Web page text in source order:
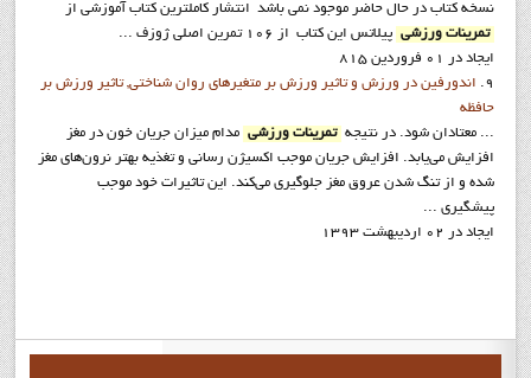
نسخه کتاب در حال حاضر موجود نمی باشد انتشار کاملترین کتاب آموزشی از
تمرینات ورزشی پیلاتس این کتاب از 106 تمرین اصلی ژوزف ...
ایجاد در 01 فروردين 815
9.
اندورفین در ورزش و تاثیر ورزش بر متغیرهای روان شناختی, تاثیر ورزش بر
حافظه
... معتادان شود. در نتیجه
تمرینات ورزشی مدام میزان جریان خون در مغز
افزایش می‌یابد. افزایش جریان موجب اکسیژن رسانی و تغذیه بهتر نرون‌های مغز
شده و از تنگ شدن عروق مغز جلوگیری می‌کند. این تاثیرات خود موجب
پیشگیری ...
ایجاد در 02 ارديبهشت 1393